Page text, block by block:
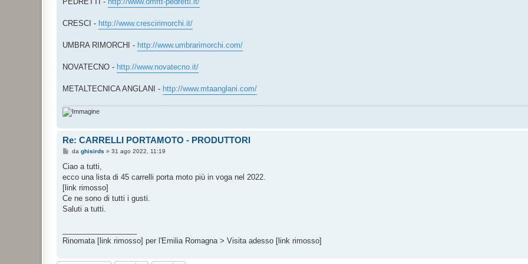
CRESCI - http://www.crescirimorchi.it/
UMBRA RIMORCHI - http://www.umbrarimorchi.com/
NOVATECNO - http://www.novatecno.it/
METALTECNICA ANGLANI - http://www.mtaanglani.com/
Re: CARRELLI PORTAMOTO - PRODUTTORI
M
s
a
g
i
o
da ghisirds » 31 ago 2022, 11:19
Ciao a tutti,
ecco una lista di 45 carrelli porta moto più in voga nel 2022.
[link rimosso]
Ce ne sono di tutti i gusti.
Saluti a tutti.
Rinomata [link rimosso] per l'Emilia Romagna > Visita adesso [link rimosso]